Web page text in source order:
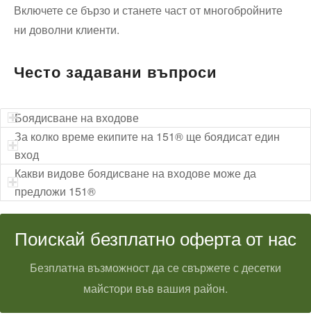
Включете се бързо и станете част от многобройните
ни доволни клиенти.
Често задавани въпроси
Боядисване на входове
За колко време екипите на 151® ще боядисат един
вход
Какви видове боядисване на входове може да
предложи 151®
Поискай безплатно оферта от нас
Безплатна възможност да се свържете с десетки
майстори във вашия район.